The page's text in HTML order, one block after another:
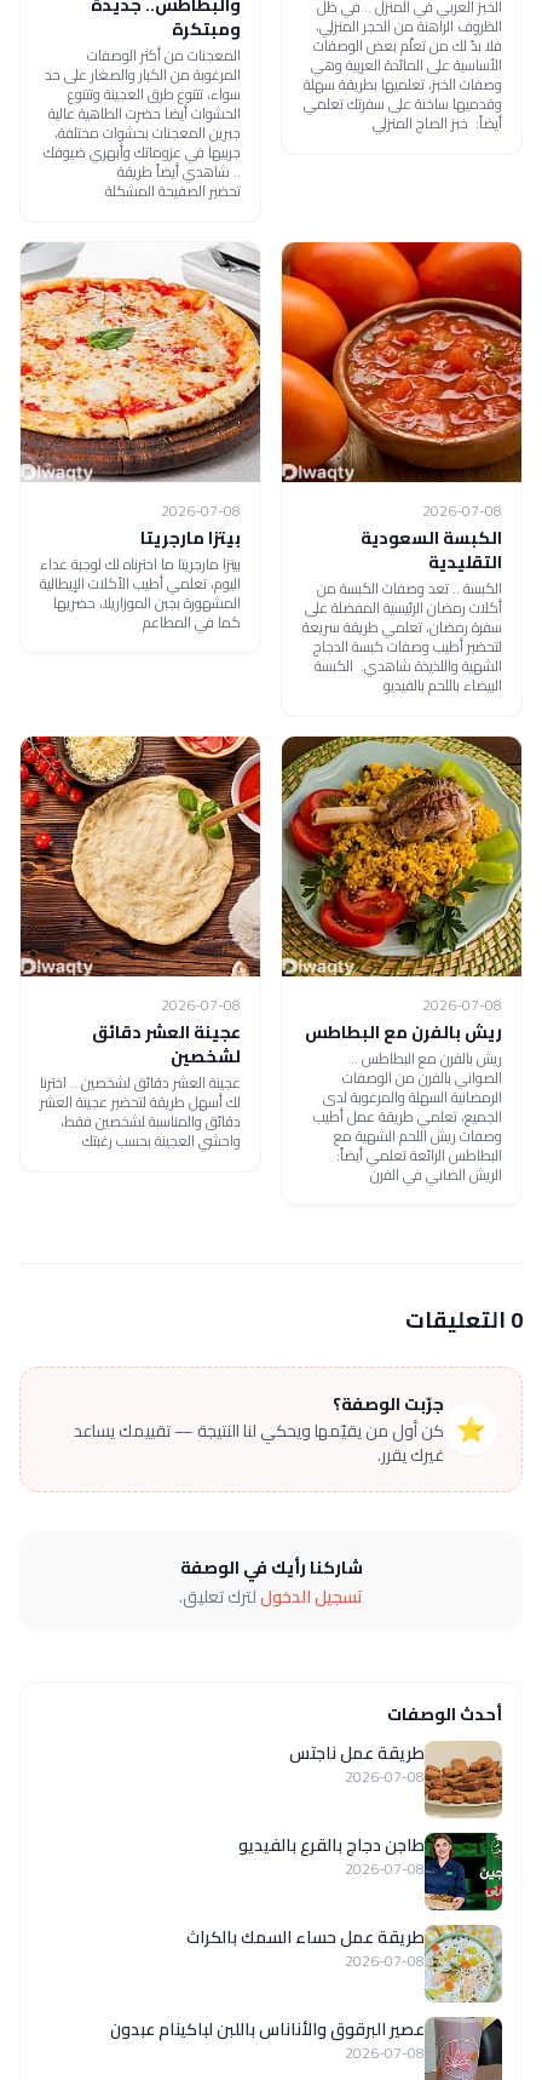
الخبز العربي في المنزل .. في ظل
الظروف الراهنة من الحجر المنزلي،
فلا بدّ لك من تعلّم بعض الوصفات
الأساسية على المائدة العربية وهي
وصفات الخبز، تعلميها بطريقة سهلة
وقدميها ساخنة على سفرتك تعلمي
أيضاً: خبز الصاج المنزلي
ومبتكرة
المعجنات من أكثر الوصفات
المرغوبة من الكبار والصغار على حد
سواء، تتنوع طرق العجينة وتتنوع
الحشوات أيضا حضرت الطاهية عالية
جبرين المعجنات بحشوات مختلفة،
جربيها في عزوماتك وأبهري ضيوفك
.. شاهدي أيضاً طريقة
تحضير الصفيحة المشكلة
2026-07-08
الكبسة السعودية
التقليدية
الكبسة .. تعد وصفات الكبسة من
أكلات رمضان الرئيسية المفضلة على
سفرة رمضان، تعلمي طريقة سريعة
لتحضير أطيب وصفات كبسة الدجاج
الشهية واللذيذة شاهدي: الكبسة
البيضاء باللحم بالفيديو
2026-07-08
بيتزا مارجريتا
بيتزا مارجريتا ما اخترناه لك لوجبة غداء
اليوم، تعلمي أطيب الأكلات الإيطالية
المشهورة بجبن الموزاريلا، حضريها
كما في المطاعم
2026-07-08
ريش بالفرن مع البطاطس
ريش بالفرن مع البطاطس ..
الصواني بالفرن من الوصفات
الرمضانية السهلة والمرغوبة لدى
الجميع، تعلمي طريقة عمل أطيب
وصفات ريش اللحم الشهية مع
البطاطس الرائعة تعلمي أيضاً:
الريش الضاني في الفرن
2026-07-08
عجينة العشر دقائق
لشخصين
عجينة العشر دقائق لشخصين .. اخترنا
لك أسهل طريقة لتحضير عجينة العشر
دقائق والمناسبة لشخصين فقط،
واحشي العجينة بحسب رغبتك
0 التعليقات
⭐
جرّبت الوصفة؟
كن أول من يقيّمها ويحكي لنا النتيجة — تقييمك يساعد
غيرك يقرر.
شاركنا رأيك في الوصفة
تسجيل الدخوللترك تعليق.
أحدث الوصفات
طريقة عمل ناجتس
2026-07-08
طاجن دجاج بالقرع بالفيديو
2026-07-08
طريقة عمل حساء السمك بالكراث
2026-07-08
عصير البرقوق والأناناس باللبن لباكينام عبدون
2026-07-08